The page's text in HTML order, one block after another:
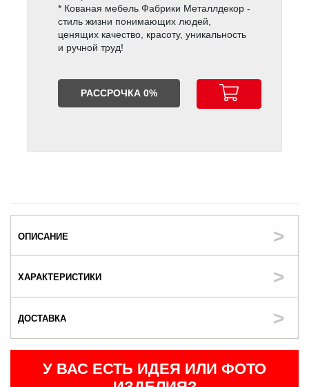
* Кованая мебель Фабрики Металлдекор -
стиль жизни понимающих людей,
ценящих качество, красоту, уникальность
и ручной труд!
РАССРОЧКА 0%
ОПИСАНИЕ
ХАРАКТЕРИСТИКИ
ДОСТАВКА
У ВАС ЕСТЬ ИДЕЯ ИЛИ ФОТО